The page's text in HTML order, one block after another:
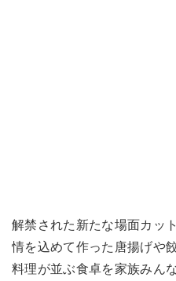
解禁された新たな場面カッ
情を込めて作った唐揚げや
料理が並ぶ食卓を家族みん